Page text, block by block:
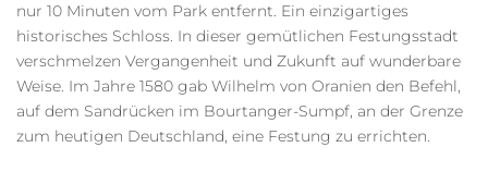
nur 10 Minuten vom Park entfernt. Ein einzigartiges
historisches Schloss. In dieser gemütlichen Festungsstadt
verschmelzen Vergangenheit und Zukunft auf wunderbare
Weise. Im Jahre 1580 gab Wilhelm von Oranien den Befehl,
auf dem Sandrücken im Bourtanger-Sumpf, an der Grenze
zum heutigen Deutschland, eine Festung zu errichten.